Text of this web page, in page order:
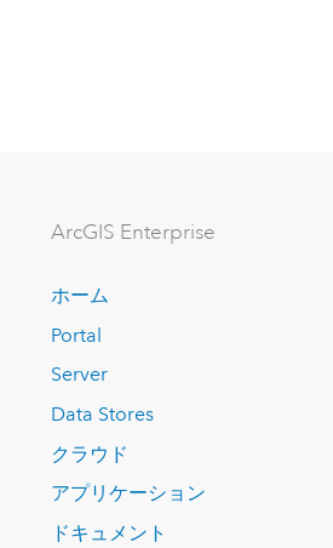
ArcGIS Enterprise
ホーム
Portal
Server
Data Stores
クラウド
アプリケーション
ドキュメント